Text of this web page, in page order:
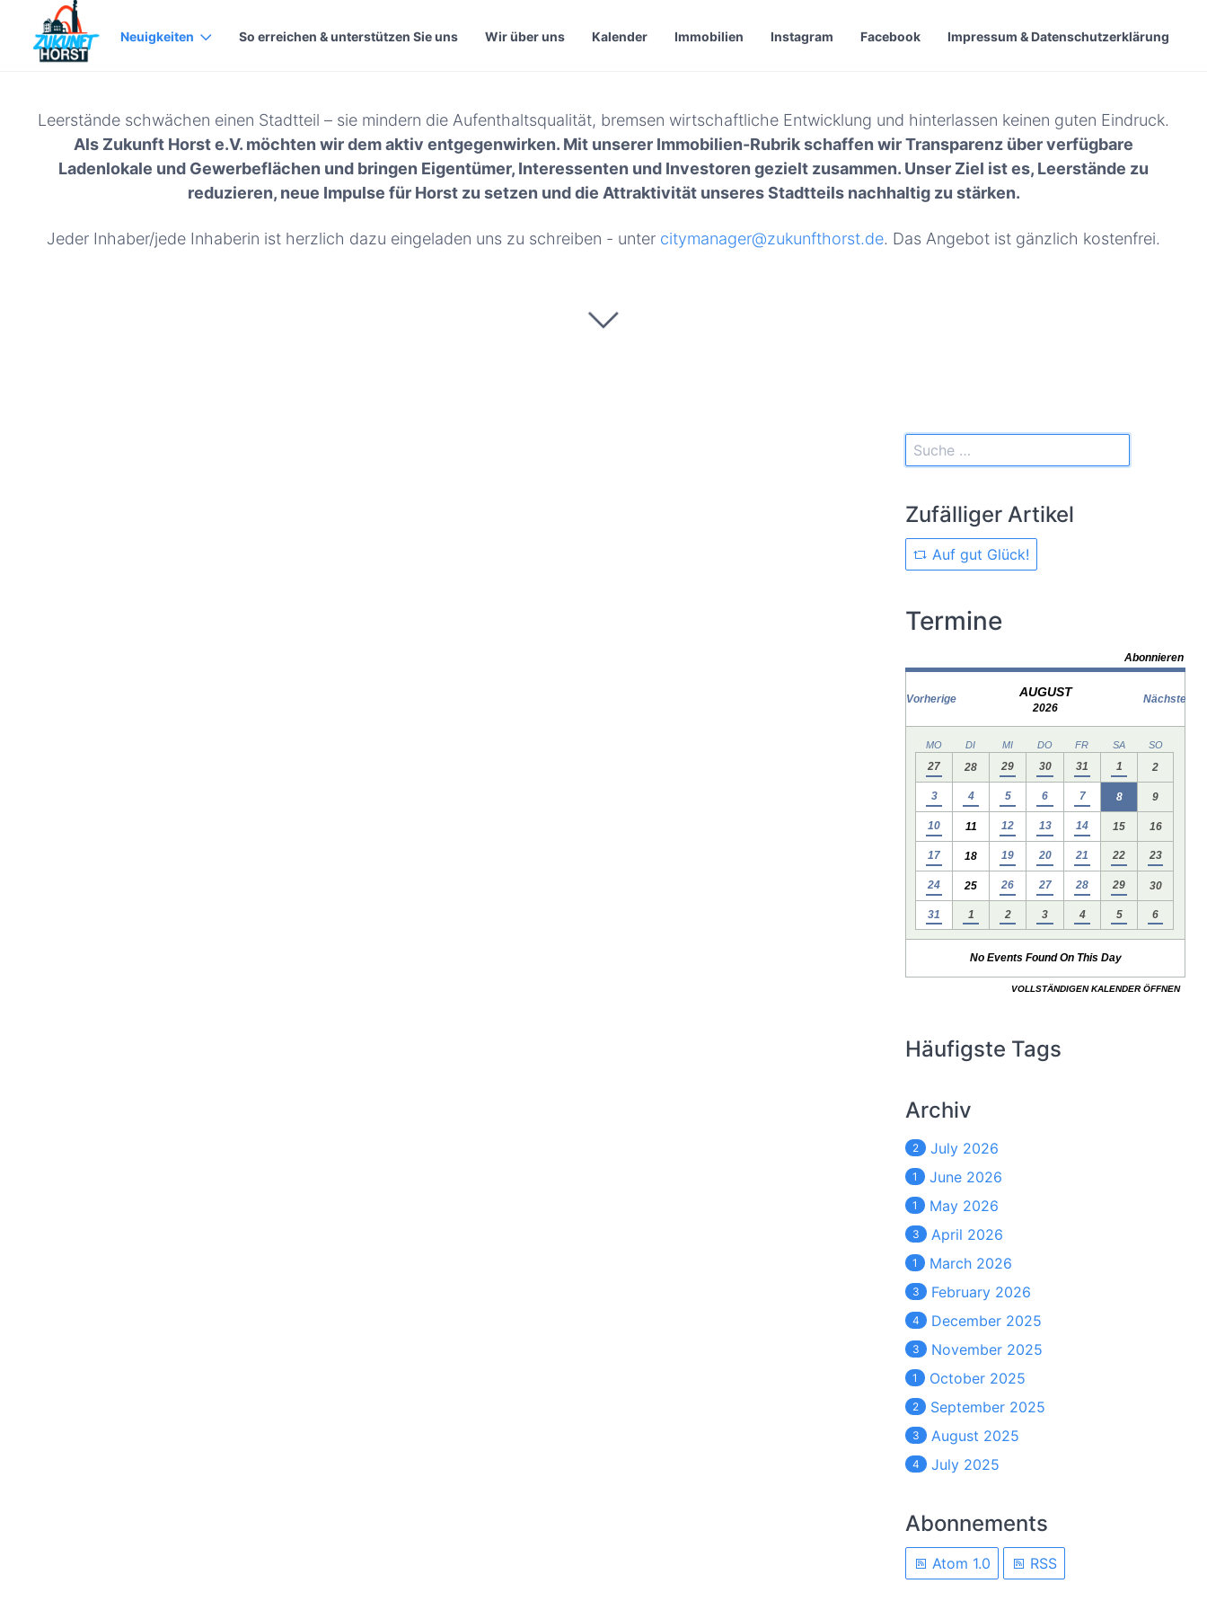
Neuigkeiten So erreichen & unterstützen Sie uns Wir über uns Kalender Immobilien Instagram Facebook Impressum & Datenschutzerklärung
Leerstände schwächen einen Stadtteil – sie mindern die Aufenthaltsqualität, bremsen wirtschaftliche Entwicklung und hinterlassen keinen guten Eindruck.
Als Zukunft Horst e.V. möchten wir dem aktiv entgegenwirken. Mit unserer Immobilien-Rubrik schaffen wir Transparenz über verfügbare
Ladenlokale und Gewerbeflächen und bringen Eigentümer, Interessenten und Investoren gezielt zusammen. Unser Ziel ist es, Leerstände zu
reduzieren, neue Impulse für Horst zu setzen und die Attraktivität unseres Stadtteils nachhaltig zu stärken.
Jeder Inhaber/jede Inhaberin ist herzlich dazu eingeladen uns zu schreiben - unter citymanager@zukunfthorst.de. Das Angebot ist gänzlich kostenfrei.
Zufälliger Artikel
Auf gut Glück!
Termine
Häufigste Tags
Archiv
2 July 2026
1 June 2026
1 May 2026
3 April 2026
1 March 2026
3 February 2026
4 December 2025
3 November 2025
1 October 2025
2 September 2025
3 August 2025
4 July 2025
Abonnements
Atom 1.0 RSS